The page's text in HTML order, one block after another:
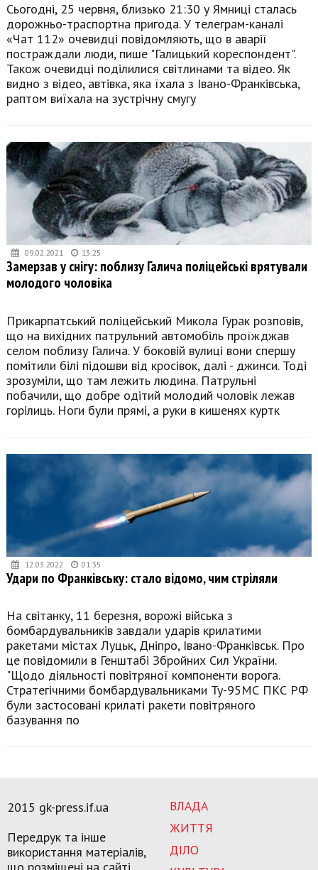
Сьогодні, 25 червня, близько 21:30 у Ямниці сталась
дорожньо-траспортна пригода. У телеграм-каналі
«Чат 112» очевидці повідомляють, що в аварії
постраждали люди, пише "Галицький кореспондент".
Також очевидці поділилися світлинами та відео. Як
видно з відео, автівка, яка їхала з Івано-Франківська,
раптом виїхала на зустрічну смугу
09.02.2021 13:25
Замерзав у снігу: поблизу Галича поліцейські врятували
молодого чоловіка
Прикарпатський поліцейський Микола Гурак розповів,
що на вихідних патрульний автомобіль проїжджав
селом поблизу Галича. У боковій вулиці вони спершу
помітили білі підошви від кросівок, далі - джинси. Тоді
зрозуміли, що там лежить людина. Патрульні
побачили, що добре одітий молодий чоловік лежав
горілиць. Ноги були прямі, а руки в кишенях куртк
12.03.2022 01:35
Удари по Франківську: стало відомо, чим стріляли
На світанку, 11 березня, ворожі війська з
бомбардувальників завдали ударів крилатими
ракетами містах Луцьк, Дніпро, Івано-Франківськ. Про
це повідомили в Генштабі Збройних Сил України.
"Щодо діяльності повітряної компоненти ворога.
Стратегічними бомбардувальниками Ту-95МС ПКС РФ
були застосовані крилаті ракети повітряного
базування по
ВЛАДА
ЖИТТЯ
ДІЛО
2015 gk-press.if.ua
Передрук та інше
використання матеріалів,